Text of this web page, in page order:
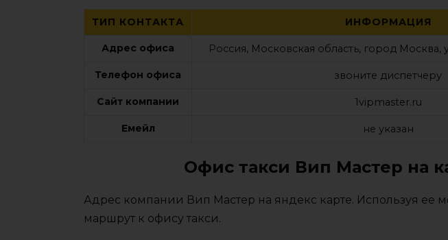
ТИП КОНТАКТА ИНФОРМАЦИЯ
Адрес офиса Россия, Московская область, город Москва,
Телефон офиса звоните диспетчеру
Сайт компании 1vipmaster.ru
Емейл не указан
Офис такси Вип Мастер на
Адрес компании Вип Мастер на яндекс карте. Используя ее
маршрут к офису такси.